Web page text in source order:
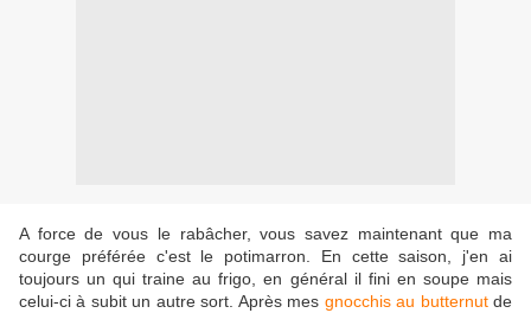
A force de vous le rabâcher, vous savez maintenant que ma
courge préférée c'est le potimarron. En cette saison, j'en ai
toujours un qui traine au frigo, en général il fini en soupe mais
celui-ci à subit un autre sort. Après mes gnocchis au butternutde